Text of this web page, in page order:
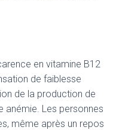
en vitamine B12
de faiblesse
de la production de
anémie. Les personnes
même après un repos